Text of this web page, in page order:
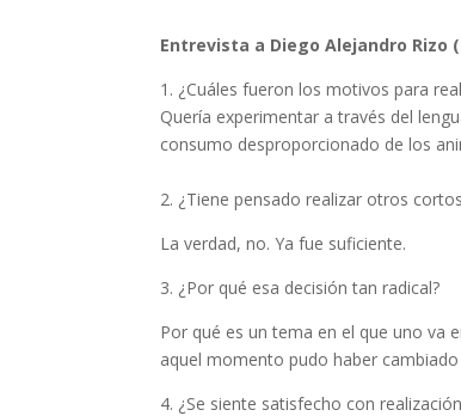
Entrevista a Diego Alejandro Rizo
1. ¿Cuáles fueron los motivos para
Quería experimentar a través del
consumo desproporcionado de los
2. ¿Tiene pensado realizar otros
La verdad, no. Ya fue suficiente.
3. ¿Por qué esa decisión tan radical?
Por qué es un tema en el que uno va
aquel momento pudo haber
4. ¿Se siente satisfecho con